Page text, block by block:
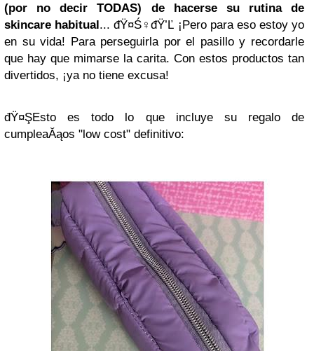
(por no decir TODAS) de hacerse su rutina de
skincare habitual... đŸ¤Ś‍♀️đŸ’Ľ ¡Pero para eso estoy yo
en su vida! Para perseguirla por el pasillo y recordarle
que hay que mimarse la carita. Con estos productos tan
divertidos, ¡ya no tiene excusa!
đŸ¤ŞEsto es todo lo que incluye su regalo de
cumpleaĂąos "low cost" definitivo: